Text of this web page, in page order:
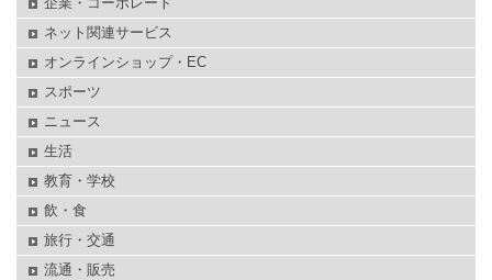
ネット関連サービス
オンラインショップ・EC
スポーツ
ニュース
生活
教育・学校
飲・食
旅行・交通
流通・販売